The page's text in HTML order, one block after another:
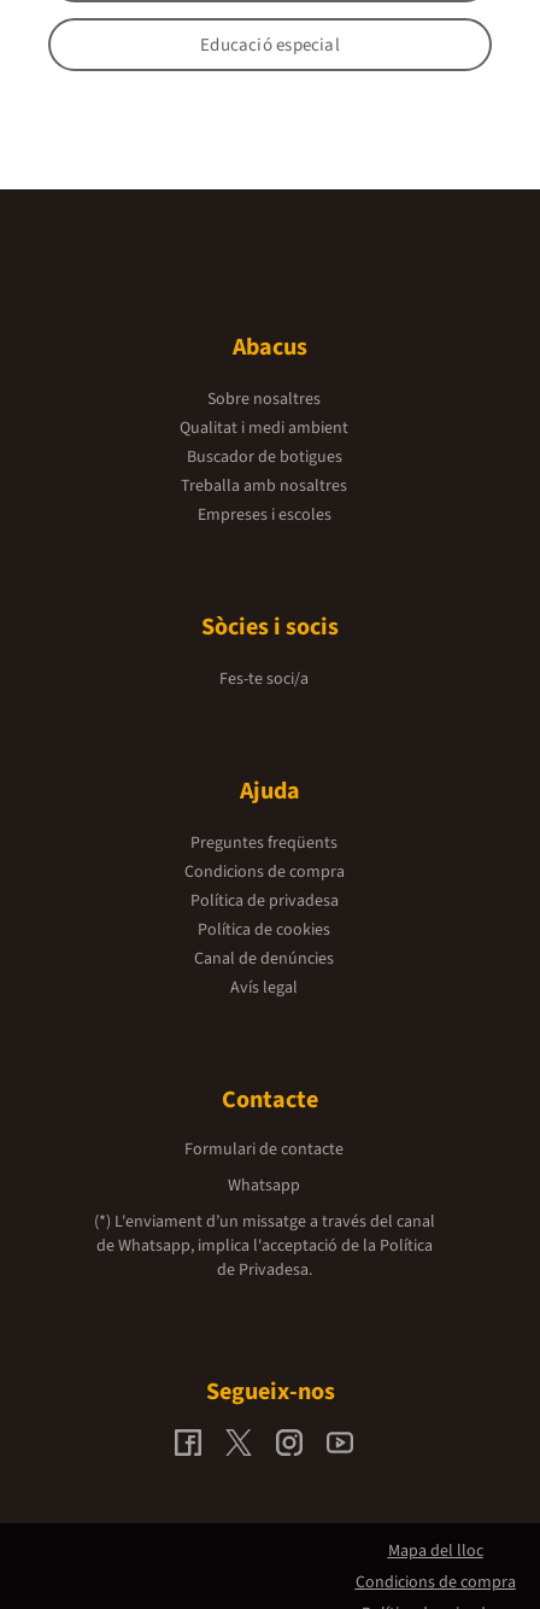
Educació especial
Abacus
Sobre nosaltres
Qualitat i medi ambient
Buscador de botigues
Treballa amb nosaltres
Empreses i escoles
Sòcies i socis
Fes-te soci/a
Ajuda
Preguntes freqüents
Condicions de compra
Política de privadesa
Política de cookies
Canal de denúncies
Avís legal
Contacte
Formulari de contacte
Whatsapp
(*) L'enviament d’un missatge a través del canal
de Whatsapp, implica l'acceptació de la Política
de Privadesa.
Segueix-nos
Mapa del lloc
Condicions de compra